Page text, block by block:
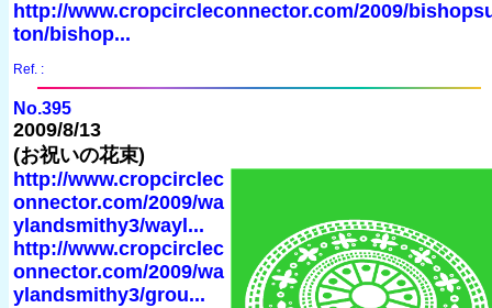
http://www.cropcircleconnector.com/2009/
ton/bishop...
Ref. :
No.395
2009/8/13
(お祝いの花束)
http://www.cropcirclec
onnector.com/2009/wa
ylandsmithy3/wayl...
http://www.cropcirclec
onnector.com/2009/wa
ylandsmithy3/grou...